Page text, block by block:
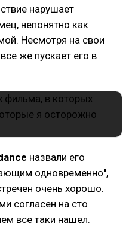
нарушает
непонятно как
Несмотря на свои
же пускает его в
назвали его
одновременно",
очень хорошо.
согласен на сто
все таки нашел.